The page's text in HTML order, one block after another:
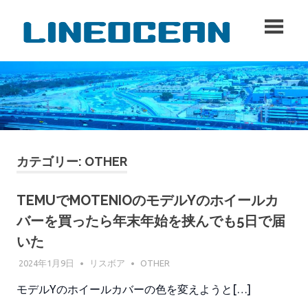
ツ
へ
ス
キ
カテゴリー: OTHER
TEMUでMOTENIOのモデルYのホイールカ
バーを買ったら年末年始を挟んでも5日で届
いた
2024年1月9日 リスボア OTHER
モデルYのホイールカバーの色を変えようと[…]